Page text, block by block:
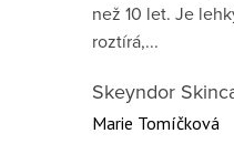
než 10 let. Je
roztírá,...
Marie Tomíčková